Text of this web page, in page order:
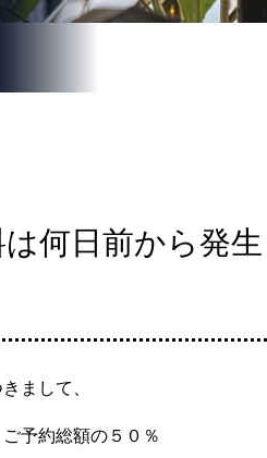
何日前から発
まして、
予約総額の５０％